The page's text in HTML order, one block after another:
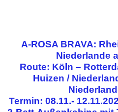
A-ROSA BRAVA:
Niederlande
Route: Köln –
Huizen /
Termin: 08.11.-